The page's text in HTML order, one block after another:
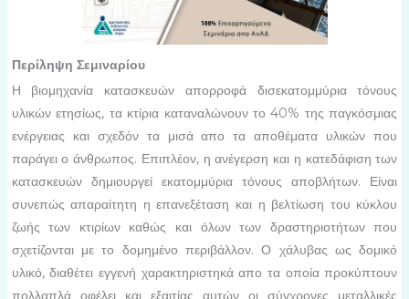
Περίληψη Σεμιναρίου
Η βιομηχανία κατασκευών απορροφά δισεκατομμύρια τόνους
υλικών ετησίως, τα κτίρια καταναλώνουν το 40% της παγκόσμιας
ενέργειας και σχεδόν τα μισά απο τα αποθέματα υλικών που
παράγει ο άνθρωπος. Επιπλέον, η ανέγερση και η κατεδάφιση των
κατασκευών δημιουργεί εκατομμύρια τόνους αποβλήτων. Είναι
συνεπώς απαραίτητη η επανεξέταση και η βελτίωση του κύκλου
ζωής των κτιρίων καθώς και όλων των δραστηριοτήτων που
σχετίζονται με το δομημένο περιβάλλον. Ο χάλυβας ως δομικό
υλικό, διαθέτει εγγενή χαρακτηριστηκά απο τα οποία προκύπτουν
πολλαπλά οφέλει και εξαιτίας αυτών οι σύγχρονες μεταλλικές